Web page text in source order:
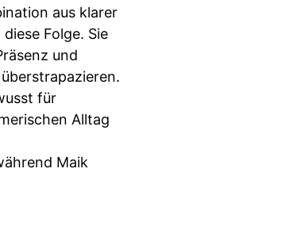
aus klarer
Folge. Sie
und
für
Alltag
Maik